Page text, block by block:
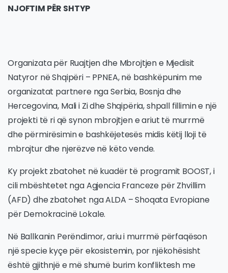
NJOFTIM PËR SHTYP
Organizata për Ruajtjen dhe Mbrojtjen e Mjedisit
Natyror në Shqipëri – PPNEA, në bashkëpunim me
organizatat partnere nga Serbia, Bosnja dhe
Hercegovina, Mali i Zi dhe Shqipëria, shpall fillimin e një
projekti të ri që synon mbrojtjen e ariut të murrmë
dhe përmirësimin e bashkëjetesës midis këtij lloji të
mbrojtur dhe njerëzve në këto vende.
Ky projekt zbatohet në kuadër të programit BOOST, i
cili mbështetet nga Agjencia Franceze për Zhvillim
(AFD) dhe zbatohet nga ALDA – Shoqata Evropiane
për Demokracinë Lokale.
Në Ballkanin Perëndimor, ariu i murrmë përfaqëson
një specie kyçe për ekosistemin, por njëkohësisht
është gjithnjë e më shumë burim konfliktesh me